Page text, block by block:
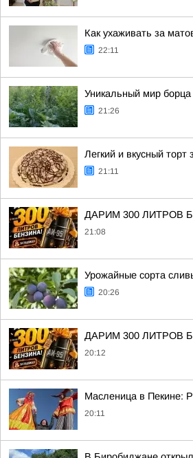
Как ухаживать за
22:11
Уникальный мир борца
21:26
Легкий и вкусный торт
21:11
ДАРИМ 300 ЛИТРОВ
21:08
Урожайные сорта
20:26
ДАРИМ 300 ЛИТРОВ
20:12
Масленица в Пекине:
20:11